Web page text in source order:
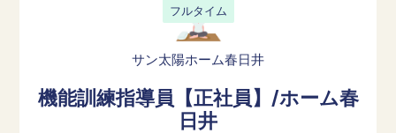
サン太陽ホーム春日井
機能訓練指導員【正社員】/ホーム春
日井
フルタイム